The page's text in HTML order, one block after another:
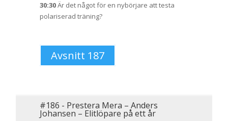
30:30Är det något för en nybörjare att testa
polariserad träning?
Avsnitt 187
#186 - Prestera Mera – Anders
Johansen – Elitlöpare på ett år